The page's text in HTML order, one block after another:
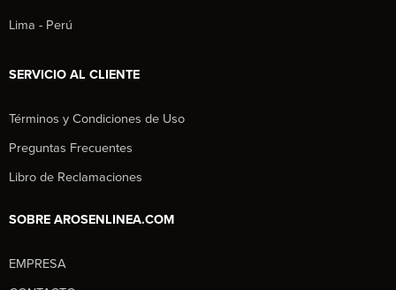
Lima - Perú
SERVICIO AL CLIENTE
Términos y Condiciones de Uso
Preguntas Frecuentes
Libro de Reclamaciones
SOBRE AROSENLINEA.COM
EMPRESA